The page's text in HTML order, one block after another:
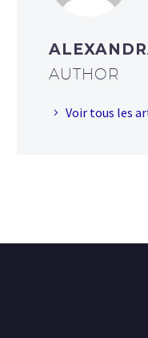
AUTHOR
Voir tous les